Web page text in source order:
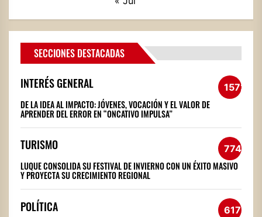
SECCIONES DESTACADAS
INTERÉS GENERAL 1572
DE LA IDEA AL IMPACTO: JÓVENES, VOCACIÓN Y EL VALOR DE
APRENDER DEL ERROR EN “ONCATIVO IMPULSA”
TURISMO 774
LUQUE CONSOLIDA SU FESTIVAL DE INVIERNO CON UN ÉXITO MASIVO
Y PROYECTA SU CRECIMIENTO REGIONAL
POLÍTICA 617